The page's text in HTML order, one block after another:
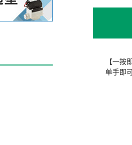
【一按
单手即